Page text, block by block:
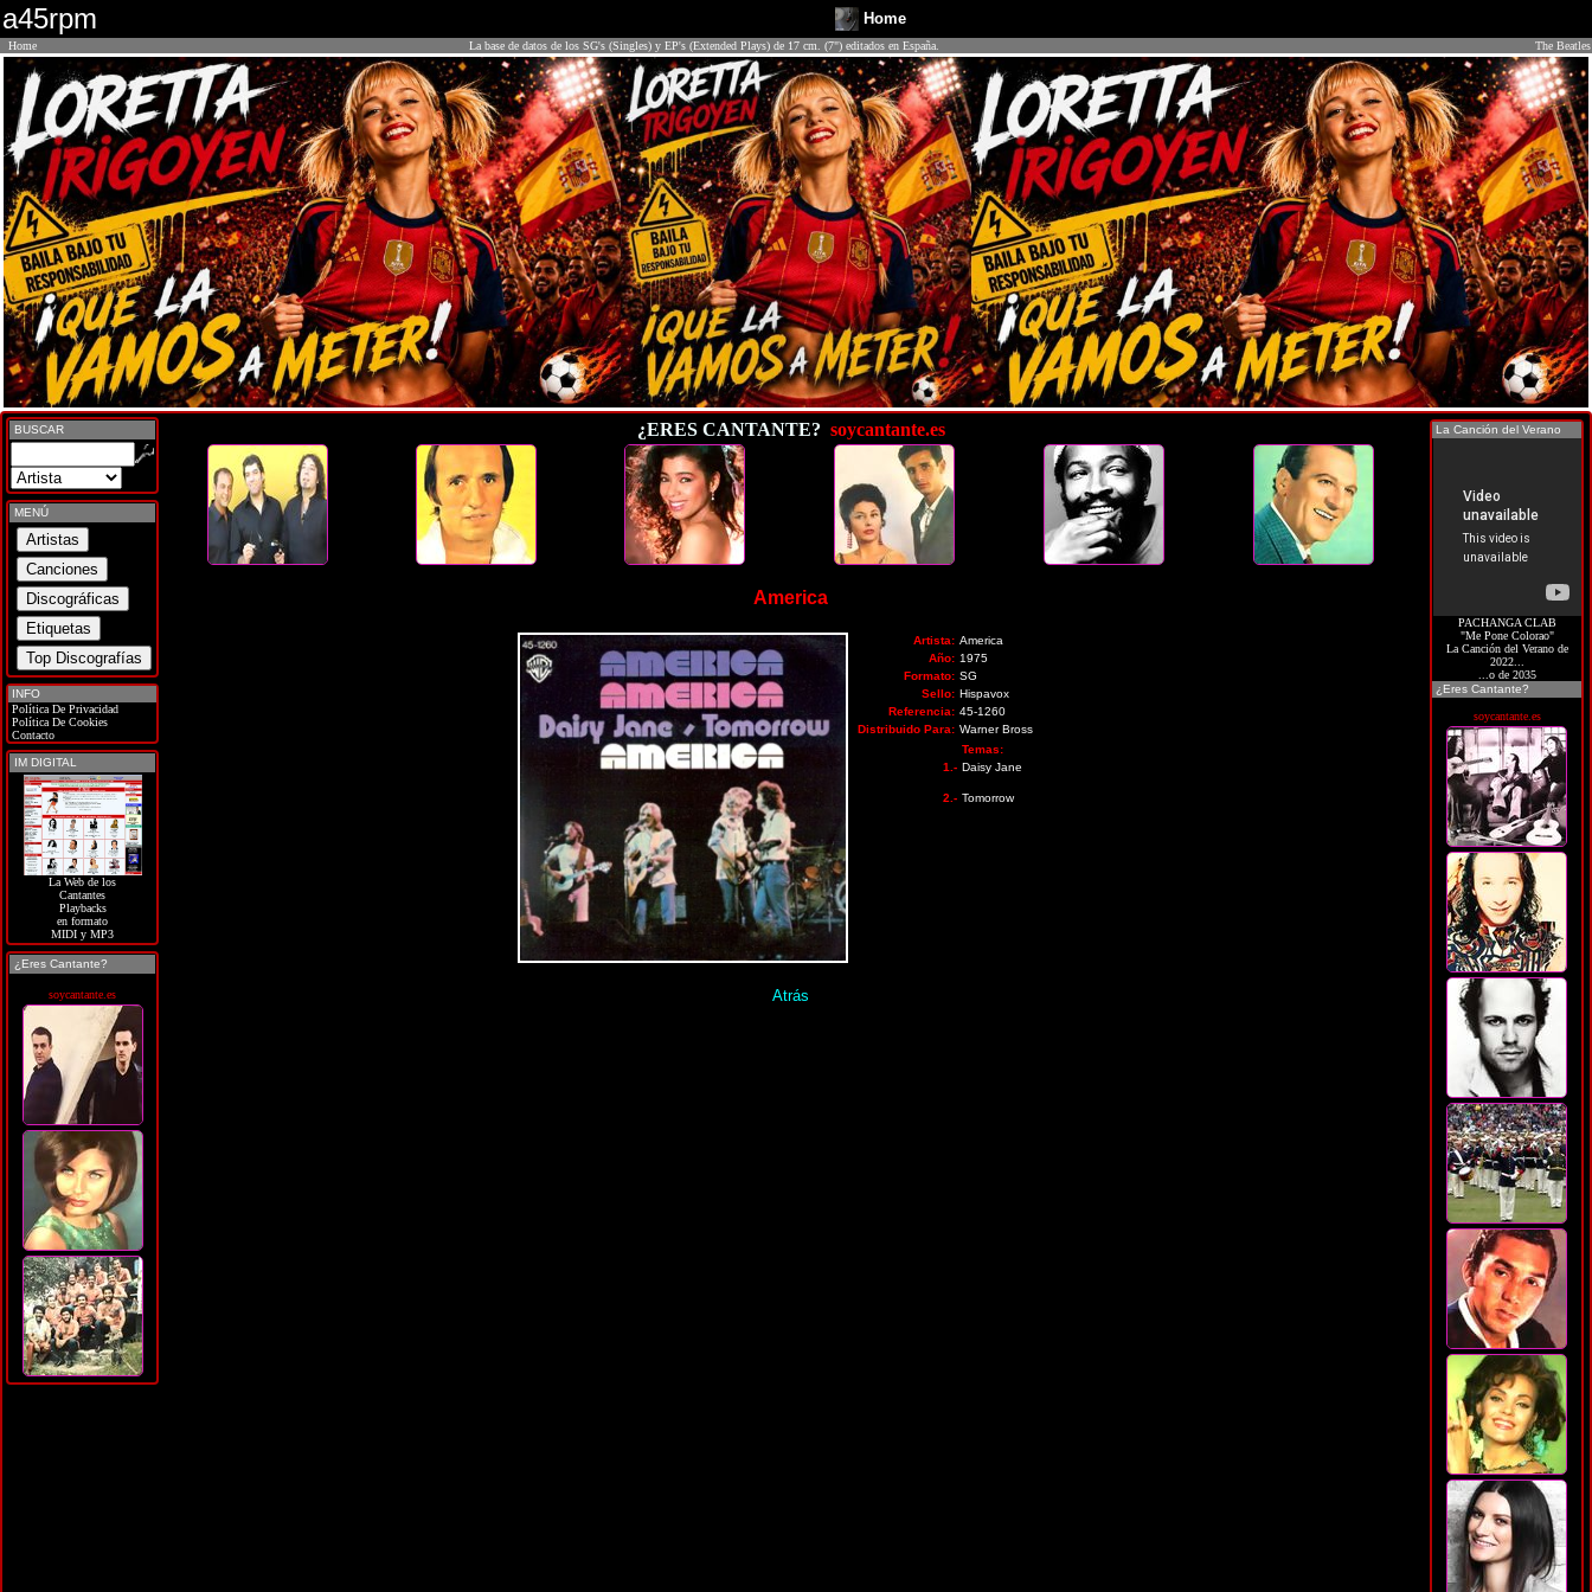
a45rpm Home
Home La base de datos de los SG's (Singles) y EP's (Extended Plays) de 17 cm. (7") editados en España. The Beatles
BUSCAR
MENÚ
INFO
Política De Privacidad
Política De Cookies
Contacto
IM DIGITAL
La Web de los
Cantantes
Playbacks
en formato
MIDI y MP3
¿Eres Cantante?
soycantante.es
¿ERES CANTANTE? soycantante.es
America
Artista: America
Año: 1975
Formato: SG
Sello: Hispavox
Referencia: 45-1260
Distribuido Para: Warner Bross
Temas:
1.- Daisy Jane
2.- Tomorrow
Atrás
La Canción del Verano
PACHANGA CLAB
"Me Pone Colorao"
La Canción del Verano de
2022...
...o de 2035
¿Eres Cantante?
soycantante.es